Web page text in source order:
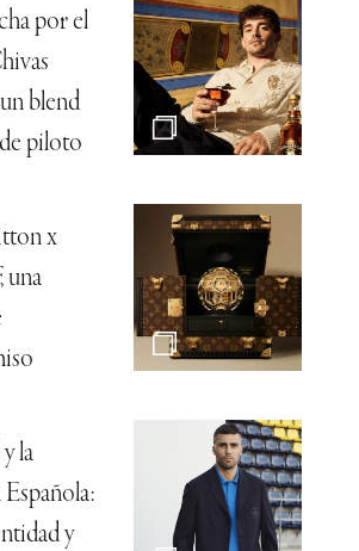
por el
blend
piloto
x
una
la
y